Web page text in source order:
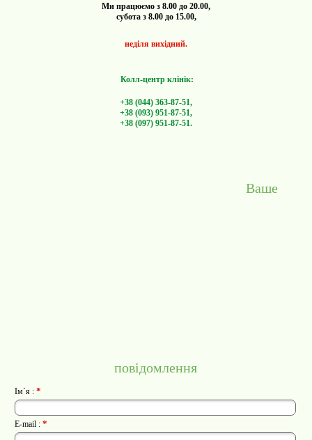
Ми працюємо з 8.00 до 20.00,
субота з 8.00 до 15.00,
неділя вихідний.
Колл-центр клінік:
+38 (044) 363-87-51,
+38 (093) 951-87-51,
+38 (097) 951-87-51.
Ваше
повідомлення
Ім`я : *
E-mail : *